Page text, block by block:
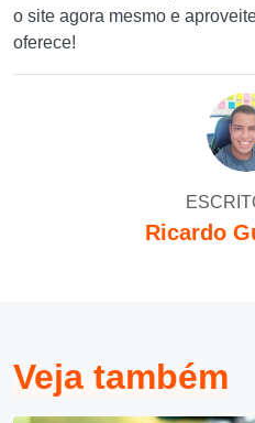
o site agora mesmo e
oferece!
Ricardo
Veja também